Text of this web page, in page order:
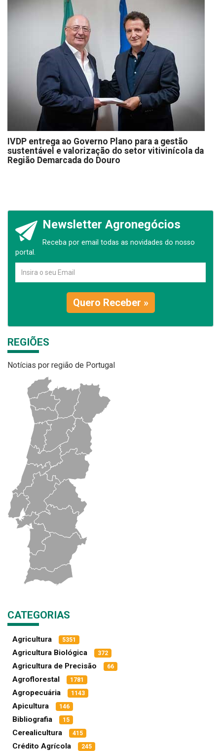
IVDP entrega ao Governo Plano para a gestão
sustentável e valorização do setor vitivinícola da
Região Demarcada do Douro
Newsletter Agronegócios
Receba por email todas as novidades do nosso
portal.
Quero Receber »
REGIÕES
Notícias por região de Portugal
CATEGORIAS
Agricultura 5351
Agricultura Biológica 372
Agricultura de Precisão 66
Agroflorestal 1781
Agropecuária 1143
Apicultura 146
Bibliografia 15
Cerealicultura 415
Crédito Agrícola 245